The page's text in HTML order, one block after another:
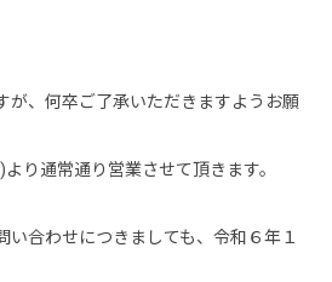
が、何卒ご了承いただきますようお願
り通常通り営業させて頂きます。
合わせにつきましても、令和６年１